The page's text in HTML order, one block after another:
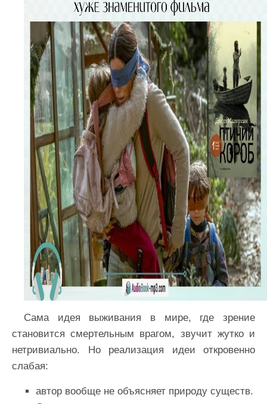
Сама идея выживания в мире, где зрение
становится смертельным врагом, звучит жутко и
нетривиально. Но реализация идеи откровенно
слабая:
автор вообще не объясняет природу существ.